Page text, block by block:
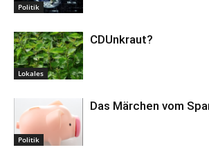
Politik
Lokales
CDUnkraut?
Politik
Das Märchen vom